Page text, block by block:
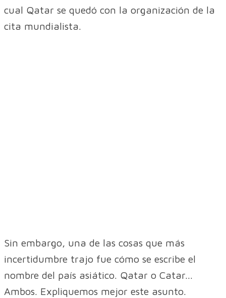
cual Qatar se quedó con la organización de la
cita mundialista.
Sin embargo, una de las cosas que más
incertidumbre trajo fue cómo se escribe el
nombre del país asiático. Qatar o Catar...
Ambos. Expliquemos mejor este asunto.